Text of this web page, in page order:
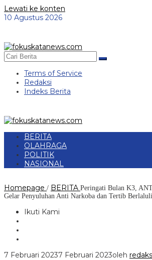
Lewati ke konten
10 Agustus 2026
Terms of Service
Redaksi
Indeks Berita
BERITA
OLAHRAGA
POLITIK
NASIONAL
Homepage / BERITA Peringati Bulan K3,
Gelar Penyuluhan Anti Narkoba dan Tertib
Ikuti Kami
7 Februari 20237 Februari 2023oleh